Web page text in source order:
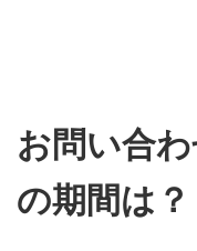
お問い合
の期間は？